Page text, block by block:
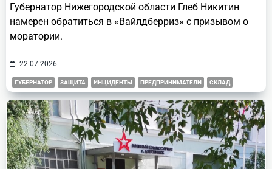
Губернатор Нижегородской области Глеб Никитин
намерен обратиться в «Вайлдберриз» с призывом о
моратории.
22.07.2026
ГУБЕРНАТОР ЗАЩИТА ИНЦИДЕНТЫ ПРЕДПРИНИМАТЕЛИ СКЛАД